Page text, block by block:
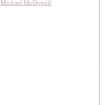
Michael McDowell